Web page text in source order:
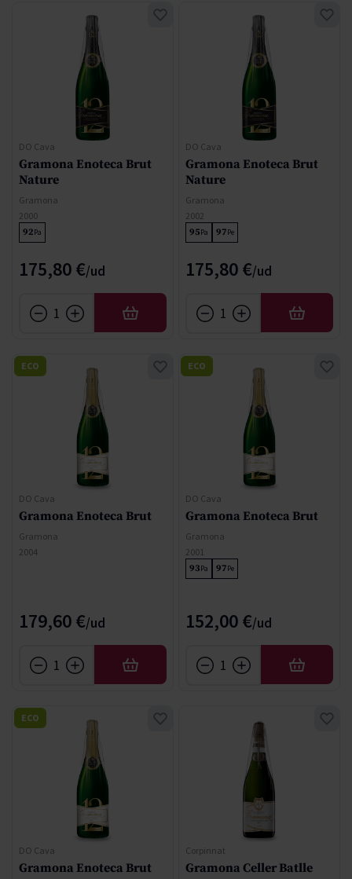
DO Cava
Gramona Enoteca Brut
Nature
Gramona
2000
92Pa
175,80 €
AFEGIR
DO Cava
Gramona Enoteca Brut
Nature
Gramona
2002
95Pa 97Pe
175,80 €
AFEGIR
DO Cava
Gramona Enoteca Brut
Gramona
2004
179,60 €
ECO
AFEGIR
DO Cava
Gramona Enoteca Brut
Gramona
2001
93Pa 97Pe
152,00 €
ECO
AFEGIR
DO Cava
Gramona Enoteca Brut
ECO
Corpinnat
Gramona Celler Batlle